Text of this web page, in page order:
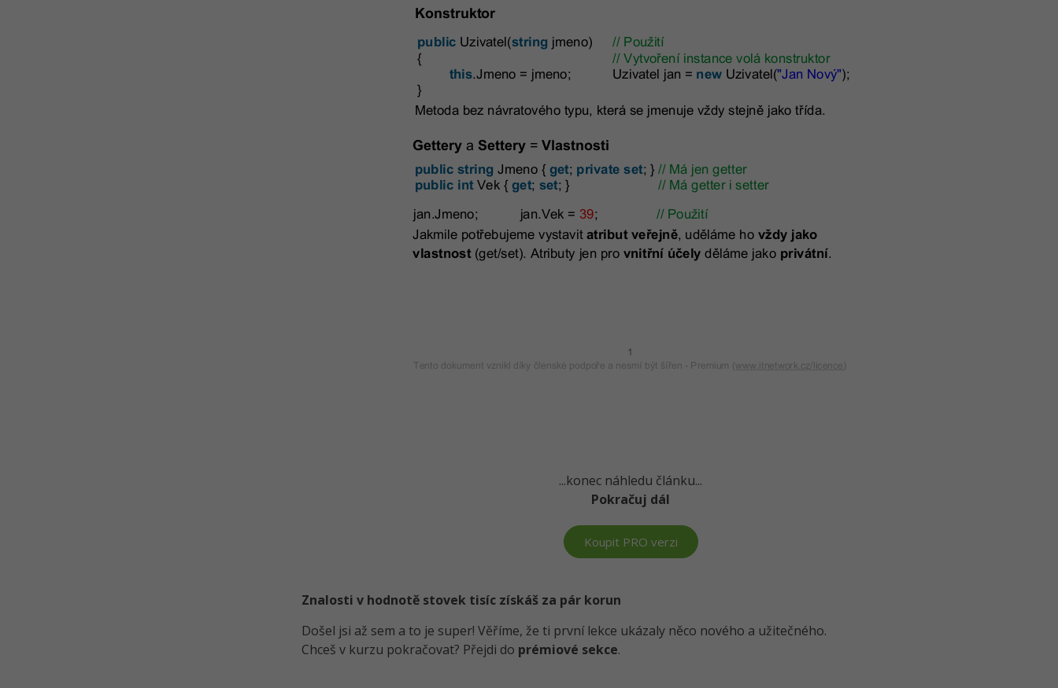
...konec náhledu článku...
Pokračuj dál
Koupit PRO verzi
Znalosti v hodnotě stovek tisíc získáš za pár korun
Došel jsi až sem a to je super! Věříme, že ti první lekce ukázaly něco nového a užitečného.
Chceš v kurzu pokračovat? Přejdi do prémiové sekce.